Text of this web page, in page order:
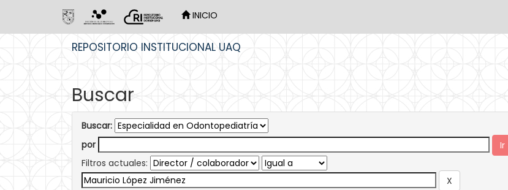
INICIO
REPOSITORIO INSTITUCIONAL UAQ
Buscar
Buscar:
por
Filtros actuales: